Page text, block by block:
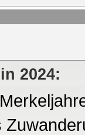
2024: